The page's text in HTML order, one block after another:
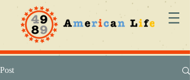
Post